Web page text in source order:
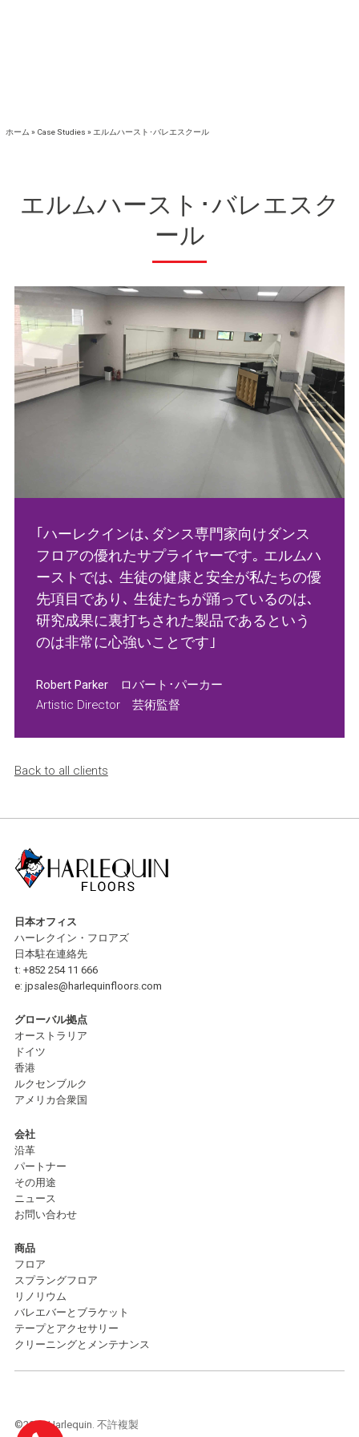
ホーム » Case Studies » エルムハースト･バレエスクール
エルムハースト･バレエスク
ール
｢ハーレクインは､ダンス専門家向けダンス
フロアの優れたサプライヤーです｡ エルムハ
ーストでは､ 生徒の健康と安全が私たちの優
先項目であり､ 生徒たちが踊っているのは､
研究成果に裏打ちされた製品であるという
のは非常に心強いことです｣
Robert Parker ロバート･パーカー
Artistic Director 芸術監督
Back to all clients
日本オフィス
ハーレクイン・フロアズ
日本駐在連絡先
t: +852 254 11 666
e: jpsales@harlequinfloors.com
グローバル拠点
オーストラリア
ドイツ
香港
ルクセンブルク
アメリカ合衆国
会社
沿革
パートナー
その用途
ニュース
お問い合わせ
商品
フロア
スプラングフロア
リノリウム
バレエバーとブラケット
テープとアクセサリー
クリーニングとメンテナンス
©2026 Harlequin. 不許複製